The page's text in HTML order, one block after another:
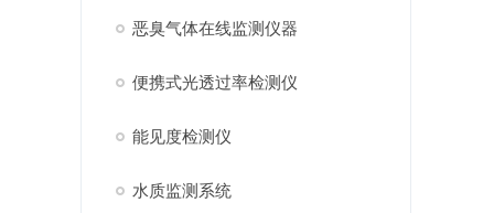
恶臭气体在线监测仪器
便携式光透过率检测仪
能见度检测仪
水质监测系统